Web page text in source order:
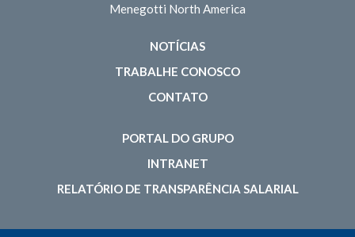
Menegotti North America
NOTÍCIAS
TRABALHE CONOSCO
CONTATO
PORTAL DO GRUPO
INTRANET
RELATÓRIO DE TRANSPARÊNCIA SALARIAL